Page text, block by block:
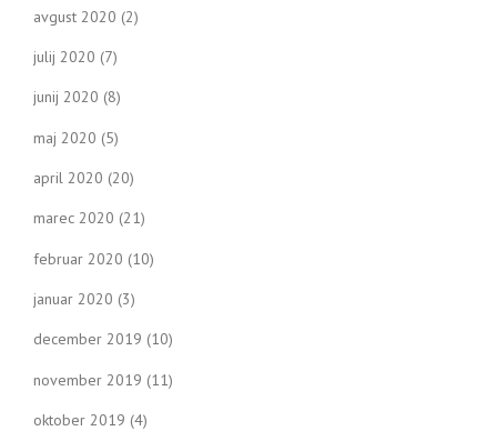
avgust 2020 (2)
julij 2020 (7)
junij 2020 (8)
maj 2020 (5)
april 2020 (20)
marec 2020 (21)
februar 2020 (10)
januar 2020 (3)
december 2019 (10)
november 2019 (11)
oktober 2019 (4)